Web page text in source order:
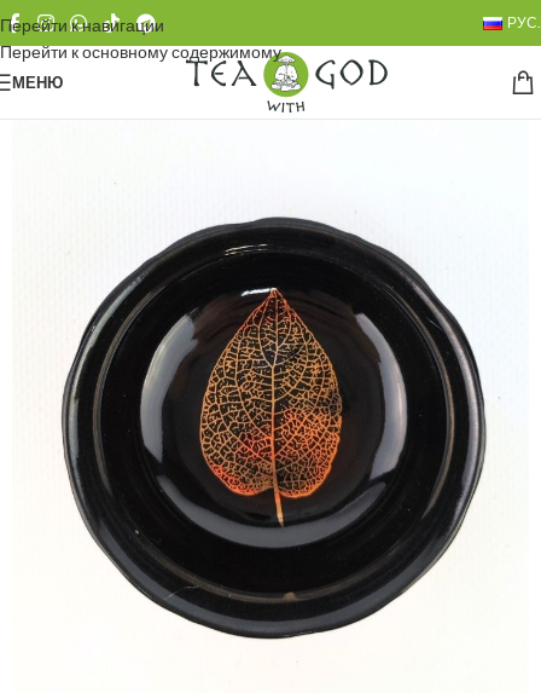
Перейти к навигации
Перейти к основному содержимому
РУС.
МЕНЮ